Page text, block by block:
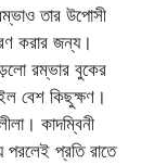
তার উপোসী
করার জন্য।
রম্ভার বুকের
বেশ কিছুক্ষণ।
কাদম্বিনী
পরলেই প্রতি রাতে